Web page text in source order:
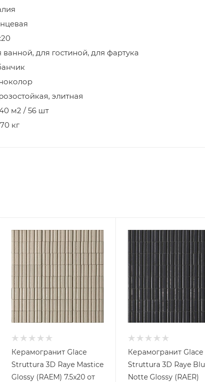
ванной, для гостиной, для фартука
элитная
м2 / 56 шт
кг
Керамогранит Glace
Struttura 3D Raye Mastice
Glossy (RAEM) 7.5x20 от
Керамогранит Glace
Struttura 3D Raye Blu
Notte Glossy (RAER)